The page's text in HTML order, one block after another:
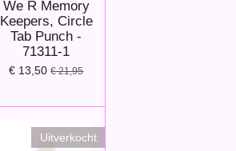
We R Memory
Keepers, Circle
Tab Punch -
71311-1
€ 13,50 € 21,95
Uitverkocht